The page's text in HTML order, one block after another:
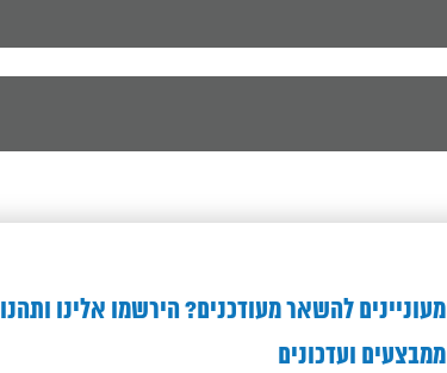
מעוניינים להשאר מעודכנים? הירשמו אלינו ותהנו
ממבצעים ועדכונים